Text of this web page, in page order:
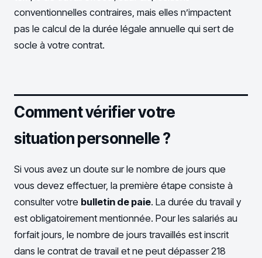
conventionnelles contraires, mais elles n’impactent
pas le calcul de la durée légale annuelle qui sert de
socle à votre contrat.
Comment vérifier votre
situation personnelle ?
Si vous avez un doute sur le nombre de jours que
vous devez effectuer, la première étape consiste à
consulter votre bulletin de paie. La durée du travail y
est obligatoirement mentionnée. Pour les salariés au
forfait jours, le nombre de jours travaillés est inscrit
dans le contrat de travail et ne peut dépasser 218